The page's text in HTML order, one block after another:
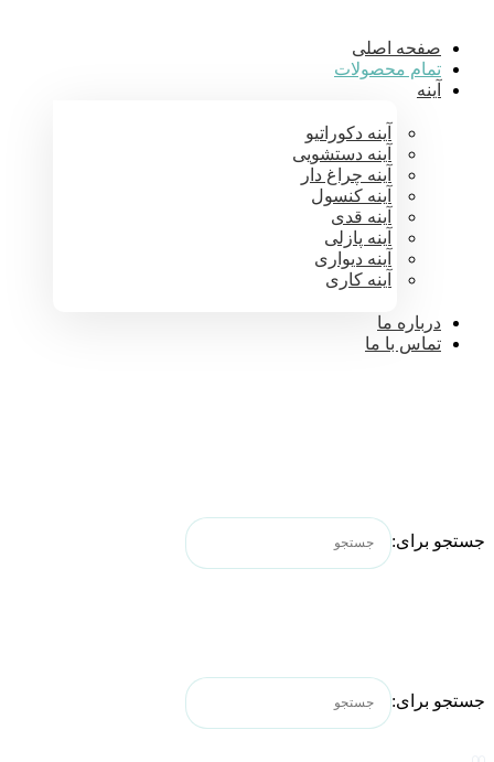
صفحه اصلی
تمام محصولات
آینه
آینه دکوراتیو
آینه دستشویی
آینه چراغ دار
آینه کنسول
آینه قدی
آینه پازلی
آینه دیواری
آینه کاری
درباره ما
تماس با ما
جستجو برای:
جستجو برای: